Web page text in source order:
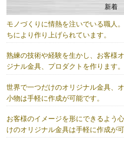
新着
モノづくりに情熱を注いでいる職人
ちにより作り上げられています。
熟練の技術や経験を生かし、お客様
ジナル金具、プロダクトを作ります。
世界で一つだけのオリジナル金具、
小物は手軽に作成が可能です。
お客様のイメージを形にできるよう
けのオリジナル金具は手軽に作成が